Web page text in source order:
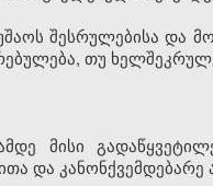
შესრულებისა და
თუ
მისი
და